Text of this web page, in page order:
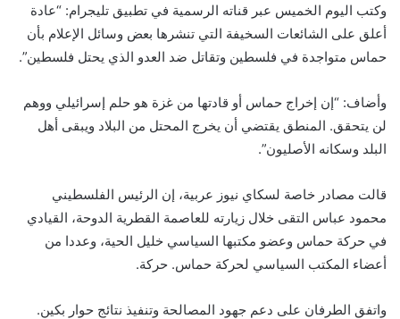
وكتب اليوم الخميس عبر قناته الرسمية في تطبيق تليجرام: “عادة
أعلق على الشائعات السخيفة التي تنشرها بعض وسائل الإعلام بأن
حماس متواجدة في فلسطين وتقاتل ضد العدو الذي يحتل فلسطين”.
وأضاف: “إن إخراج حماس أو قادتها من غزة هو حلم إسرائيلي ووهم
لن يتحقق. المنطق يقتضي أن يخرج المحتل من البلاد ويبقى أهل
البلد وسكانه الأصليون”.
قالت مصادر خاصة لسكاي نيوز عربية، إن الرئيس الفلسطيني
محمود عباس التقى خلال زيارته للعاصمة القطرية الدوحة، القيادي
في حركة حماس وعضو مكتبها السياسي خليل الحية، وعددا من
أعضاء المكتب السياسي لحركة حماس. حركة.
واتفق الطرفان على دعم جهود المصالحة وتنفيذ نتائج حوار بكين.